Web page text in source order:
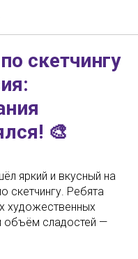
скетчингу
🎨
яркий и вкусный на
скетчингу. Ребята
художественных
объём сладостей —